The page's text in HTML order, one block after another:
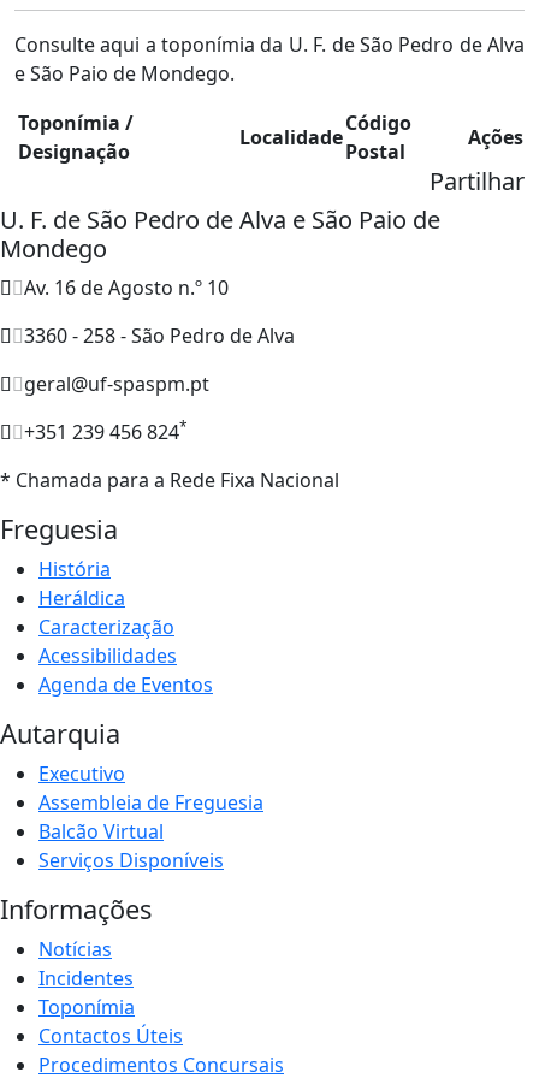
Consulte aqui a toponímia da U. F. de São Pedro de Alva
e São Paio de Mondego.
Toponímia /
Designação
Localidade
Código
Postal
Ações
Partilhar
U. F. de São Pedro de Alva e São Paio de
Mondego
Av. 16 de Agosto n.º 10
3360 - 258 - São Pedro de Alva
geral@uf-spaspm.pt
+351 239 456 824*
* Chamada para a Rede Fixa Nacional
Freguesia
História
Heráldica
Caracterização
Acessibilidades
Agenda de Eventos
Autarquia
Executivo
Assembleia de Freguesia
Balcão Virtual
Serviços Disponíveis
Informações
Notícias
Incidentes
Toponímia
Contactos Úteis
Procedimentos Concursais